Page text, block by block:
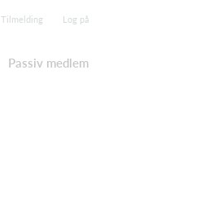
Tilmelding Log på
Passiv medlem